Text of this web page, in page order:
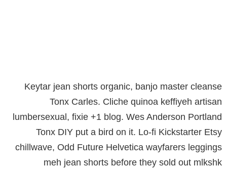
Keytar jean shorts organic, banjo master cleanse
Tonx Carles. Cliche quinoa keffiyeh artisan
lumbersexual, fixie +1 blog. Wes Anderson Portland
Tonx DIY put a bird on it. Lo-fi Kickstarter Etsy
chillwave, Odd Future Helvetica wayfarers leggings
meh jean shorts before they sold out mlkshk